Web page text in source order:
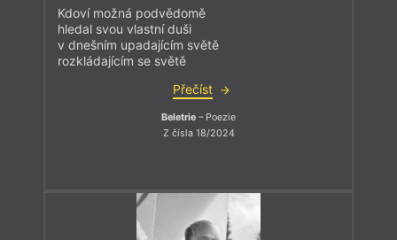
Kdoví možná podvědomě
hledal svou vlastní duši
v dnešním upadajícím světě
rozkládajícím se světě
Přečíst
Beletrie – Poezie
Z čísla 18/2024